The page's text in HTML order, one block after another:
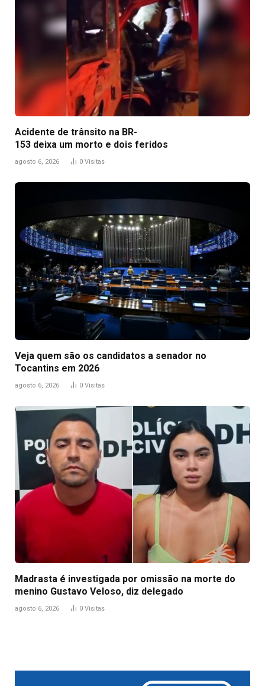
Acidente de trânsito na BR-
153 deixa um morto e dois feridos
agosto 6, 2026 0 Visitas
Veja quem são os candidatos a senador no
Tocantins em 2026
agosto 6, 2026 0 Visitas
Madrasta é investigada por omissão na morte do
menino Gustavo Veloso, diz delegado
agosto 6, 2026 0 Visitas